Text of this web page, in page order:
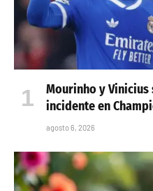
Mourinho y Vinicius
incidente en
agosto 6, 2026